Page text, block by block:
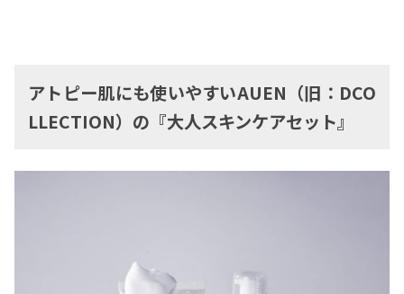
アトピー肌にも使いやすいAUEN（旧：DCO
LLECTION）の『大人スキンケアセット』